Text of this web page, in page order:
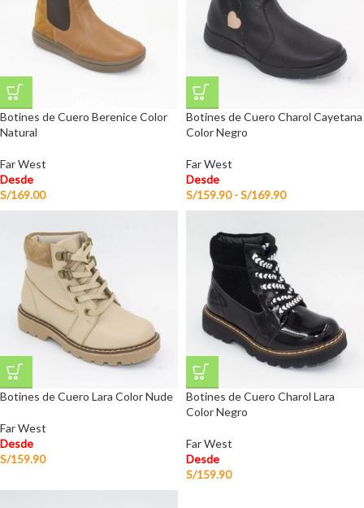
Botines de Cuero Berenice Color
Natural
Far West
Desde
S/169.00
Botines de Cuero Charol Cayetana
Color Negro
Far West
Desde
S/159.90 -S/169.90
Botines de Cuero Lara Color Nude
Far West
Desde
S/159.90
Botines de Cuero Charol Lara
Color Negro
Far West
Desde
S/159.90